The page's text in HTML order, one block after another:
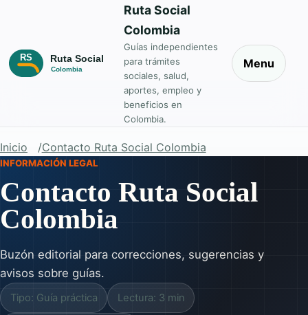
Ruta Social
Colombia
Guías independientes
para trámites
sociales, salud,
aportes, empleo y
beneficios en
Colombia.
Menu
Inicio Contacto Ruta Social Colombia
INFORMACIÓN LEGAL
Contacto Ruta Social
Colombia
Buzón editorial para correcciones, sugerencias y
avisos sobre guías.
Tipo: Guía práctica Lectura: 3 min